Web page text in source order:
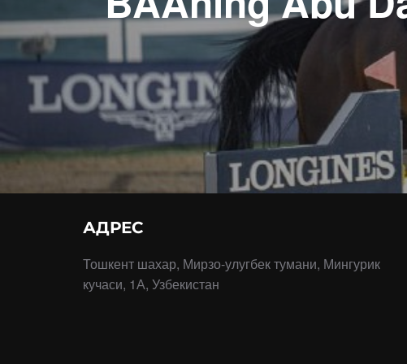
АДРЕС
Тошкент шахар, Мирзо-улугбек тумани, Мингурик
кучаси, 1А, Узбекистан